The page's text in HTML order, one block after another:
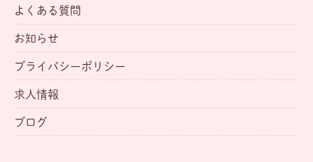
よくある質問
お知らせ
プライバシーポリシー
求人情報
ブログ